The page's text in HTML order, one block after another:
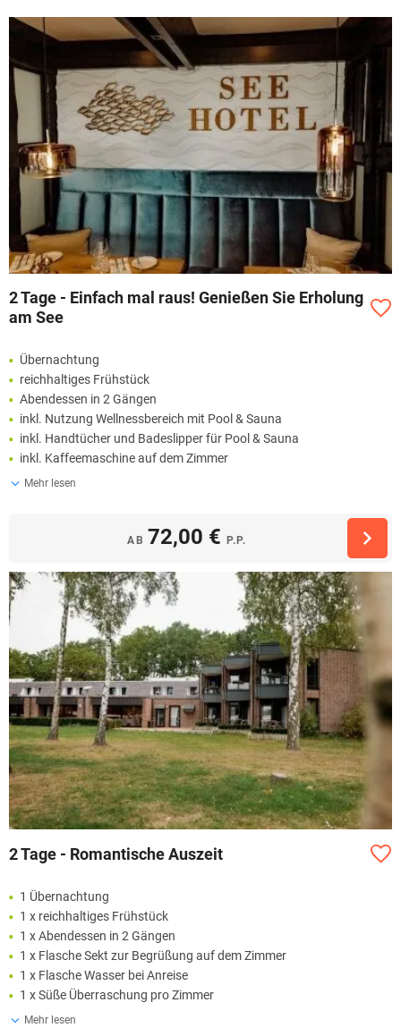
2 Tage - Einfach mal raus! Genießen Sie Erholung
am See
Übernachtung
reichhaltiges Frühstück
Abendessen in 2 Gängen
inkl. Nutzung Wellnessbereich mit Pool & Sauna
inkl. Handtücher und Badeslipper für Pool & Sauna
inkl. Kaffeemaschine auf dem Zimmer
Mehr lesen
AB 72,00 € P.P.
2 Tage - Romantische Auszeit
1 Übernachtung
1 x reichhaltiges Frühstück
1 x Abendessen in 2 Gängen
1 x Flasche Sekt zur Begrüßung auf dem Zimmer
1 x Flasche Wasser bei Anreise
1 x Süße Überraschung pro Zimmer
Mehr lesen